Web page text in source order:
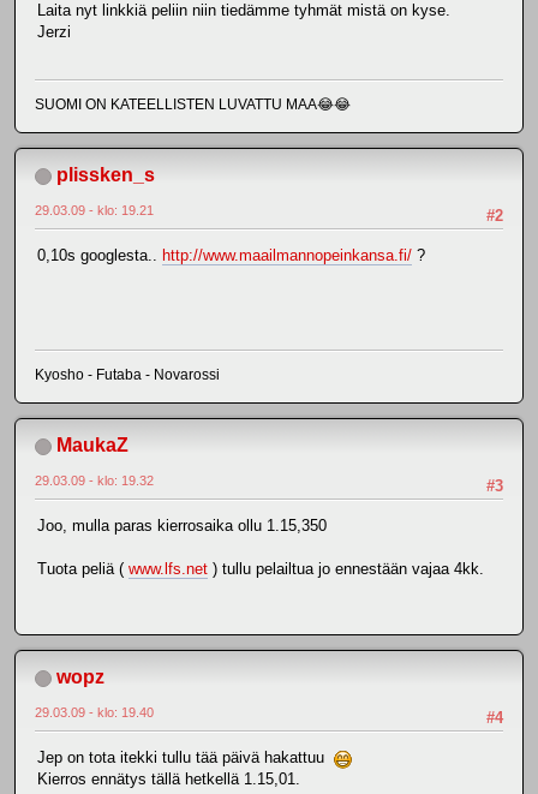
Laita nyt linkkiä peliin niin tiedämme tyhmät mistä on kyse.
Jerzi
SUOMI ON KATEELLISTEN LUVATTU MAA😂😂
plissken_s
#2
29.03.09 - klo: 19.21
0,10s googlesta.. http://www.maailmannopeinkansa.fi/ ?
Kyosho - Futaba - Novarossi
MaukaZ
#3
29.03.09 - klo: 19.32
Joo, mulla paras kierrosaika ollu 1.15,350
Tuota peliä ( www.lfs.net ) tullu pelailtua jo ennestään vajaa 4kk.
wopz
#4
29.03.09 - klo: 19.40
Jep on tota itekki tullu tää päivä hakattuu
Kierros ennätys tällä hetkellä 1.15,01.